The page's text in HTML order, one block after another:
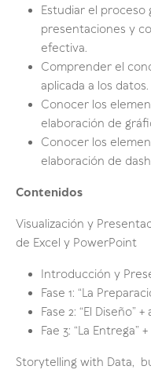
Estudiar el proceso
presentaciones y
efectiva.
Comprender el
aplicada a los datos.
Conocer los
elaboración de
Conocer los
elaboración de
Contenidos
Visualización y
de Excel y PowerPoint
Introducción y
Fase 1: “La
Fase 2: “El Diseño”
Fae 3: “La Entrega”
Storytelling with Data,